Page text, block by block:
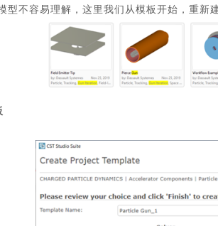
型不容易理解，这里我们从模板开始，重